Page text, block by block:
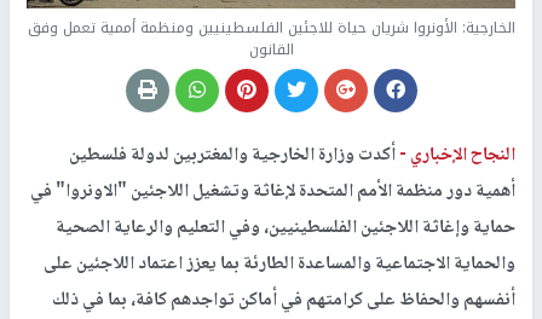
الخارجية: الأونروا شريان حياة للاجئين الفلسطينيين ومنظمة أممية تعمل وفق
القانون
النجاح الإخباري -أكدت وزارة الخارجية والمغتربين لدولة فلسطين
أهمية دور منظمة الأمم المتحدة لإغاثة وتشغيل اللاجئين "الاونروا" في
حماية وإغاثة اللاجئين الفلسطينيين، وفي التعليم والرعاية الصحية
والحماية الاجتماعية والمساعدة الطارئة بما يعزز اعتماد اللاجئين على
أنفسهم والحفاظ على كرامتهم في أماكن تواجدهم كافة، بما في ذلك